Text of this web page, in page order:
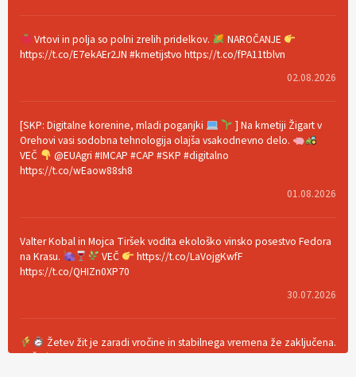
Vrtovi in polja so polni zrelih pridelkov.
NAROČANJE
https://t.co/E7ekAEr2JN #kmetijstvo https://t.co/fPA11tblvn
02.08.2026
[SKP: Digitalne korenine, mladi poganjki
] Na kmetiji Žigart v
Orehovi vasi sodobna tehnologija olajša vsakodnevno delo.
VEČ
@EUAgri #IMCAP #CAP #SKP #digitalno
https://t.co/wEaow88sh8
01.08.2026
Valter Kobal in Mojca Tiršek vodita ekološko vinsko posestvo Fedora
na Krasu.
VEČ
https://t.co/LaVojgKwfF
https://t.co/QHIZn0XP70
30.07.2026
Žetev žit je zaradi vročine in stabilnega vremena že zaključena.
VEČ
https://t.co/bBWaIz6Hhh https://t.co/TtKoOF5ENS